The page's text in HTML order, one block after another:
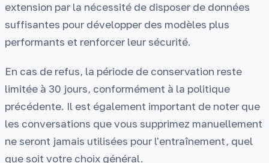
extension par la nécessité de disposer de données
suffisantes pour développer des modèles plus
performants et renforcer leur sécurité.
En cas de refus, la période de conservation reste
limitée à 30 jours, conformément à la politique
précédente. Il est également important de noter que
les conversations que vous supprimez manuellement
ne seront jamais utilisées pour l'entraînement, quel
que soit votre choix général.